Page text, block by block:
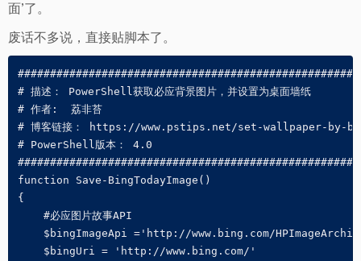
面’了。
废话不多说，直接贴脚本了。
# 描述： PowerShell获取必应背景图片，并设置为桌面墙纸
# 作者:  荔非苔
# 博客链接： https://www.pstips.net/set-wallpaper-by-
# PowerShell版本： 4.0
function Save-BingTodayImage()
{
    #必应图片故事API
$bingImageApi ='http://www.bing.com/
    $bingUri = 'http://www.bing.com/'